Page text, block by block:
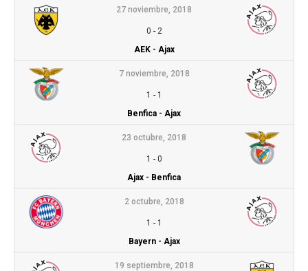
27 noviembre, 2018
0 - 2
AEK - Ajax
7 noviembre, 2018
1 - 1
Benfica - Ajax
23 octubre, 2018
1 - 0
Ajax - Benfica
2 octubre, 2018
1 - 1
Bayern - Ajax
19 septiembre, 2018